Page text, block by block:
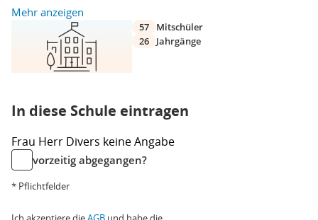
Mehr anzeigen
57
Mitschüler
26
Jahrgänge
In diese Schule eintragen
Frau Herr Divers keine Angabe
vorzeitig abgegangen?
* Pflichtfelder